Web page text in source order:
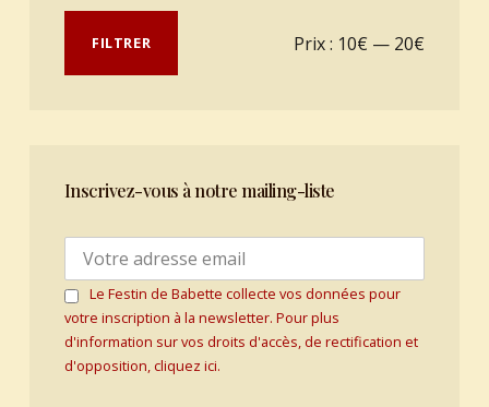
Prix min
Prix maxFILTRER Prix : 10€ — 20€
Inscrivez-vous à notre mailing-liste
Le Festin de Babette collecte vos données pour
votre inscription à la newsletter. Pour plus
d'information sur vos droits d'accès, de rectification et
d'opposition, cliquez ici.